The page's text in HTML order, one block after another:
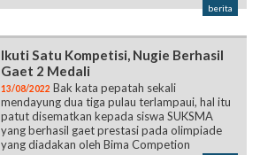
berita
Ikuti Satu Kompetisi, Nugie Berhasil
Gaet 2 Medali
13/08/2022 Bak kata pepatah sekali
mendayung dua tiga pulau terlampaui, hal itu
patut disematkan kepada siswa SUKSMA
yang berhasil gaet prestasi pada olimpiade
yang diadakan oleh Bima Competion